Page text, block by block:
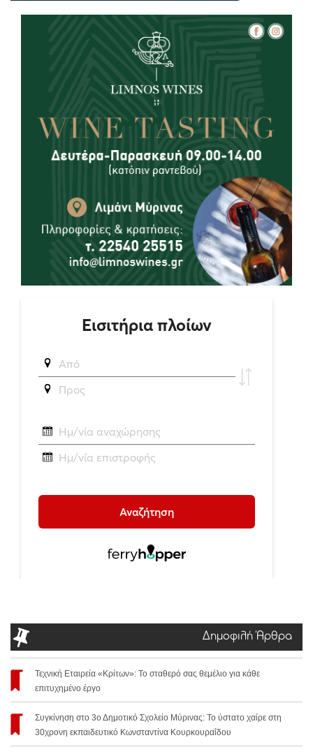
Δημοφιλή Άρθρα
Τεχνική Εταιρεία «Κρίτων»: Το σταθερό σας θεμέλιο για κάθε
επιτυχημένο έργο
Συγκίνηση στο 3ο Δημοτικό Σχολείο Μύρινας: Το ύστατο χαίρε στη
30χρονη εκπαιδευτικό Κωνσταντίνα Κουρκουραΐδου